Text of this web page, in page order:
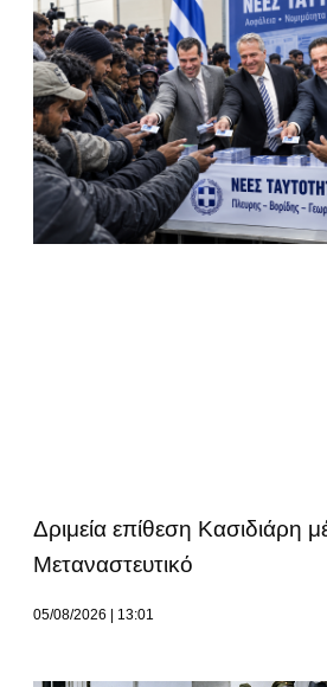
Δριμεία επίθεση Κασιδιάρη
Μεταναστευτικό
05/08/2026 13:01